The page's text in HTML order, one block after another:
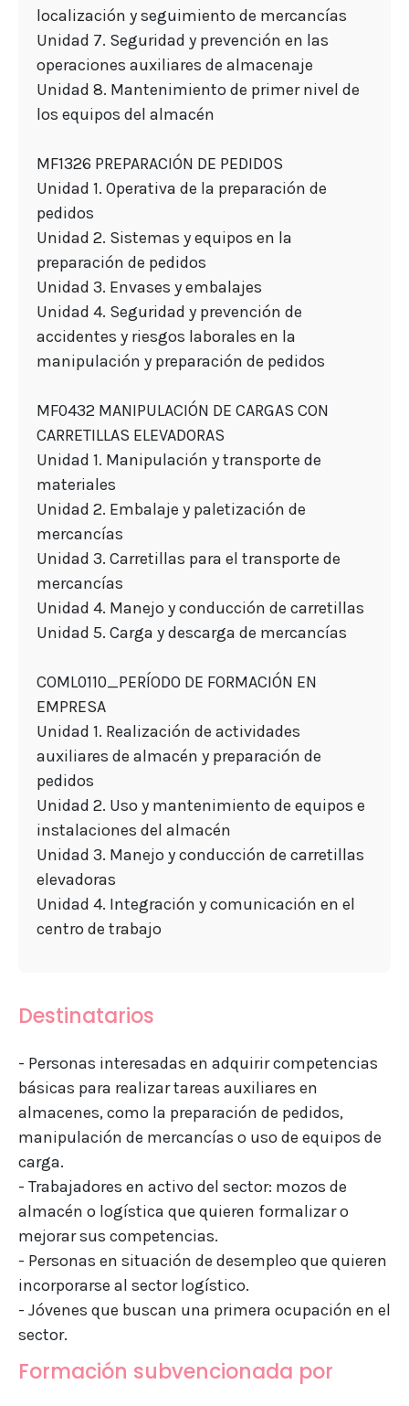
localización y seguimiento de mercancías
Unidad 7. Seguridad y prevención en las
operaciones auxiliares de almacenaje
Unidad 8. Mantenimiento de primer nivel de
los equipos del almacén
MF1326 PREPARACIÓN DE PEDIDOS
Unidad 1. Operativa de la preparación de
pedidos
Unidad 2. Sistemas y equipos en la
preparación de pedidos
Unidad 3. Envases y embalajes
Unidad 4. Seguridad y prevención de
accidentes y riesgos laborales en la
manipulación y preparación de pedidos
MF0432 MANIPULACIÓN DE CARGAS CON
CARRETILLAS ELEVADORAS
Unidad 1. Manipulación y transporte de
materiales
Unidad 2. Embalaje y paletización de
mercancías
Unidad 3. Carretillas para el transporte de
mercancías
Unidad 4. Manejo y conducción de carretillas
Unidad 5. Carga y descarga de mercancías
COML0110_PERÍODO DE FORMACIÓN EN
EMPRESA
Unidad 1. Realización de actividades
auxiliares de almacén y preparación de
pedidos
Unidad 2. Uso y mantenimiento de equipos e
instalaciones del almacén
Unidad 3. Manejo y conducción de carretillas
elevadoras
Unidad 4. Integración y comunicación en el
centro de trabajo
Destinatarios
- Personas interesadas en adquirir competencias
básicas para realizar tareas auxiliares en
almacenes, como la preparación de pedidos,
manipulación de mercancías o uso de equipos de
carga.
- Trabajadores en activo del sector: mozos de
almacén o logística que quieren formalizar o
mejorar sus competencias.
- Personas en situación de desempleo que quieren
incorporarse al sector logístico.
- Jóvenes que buscan una primera ocupación en el
sector.
Formación subvencionada por